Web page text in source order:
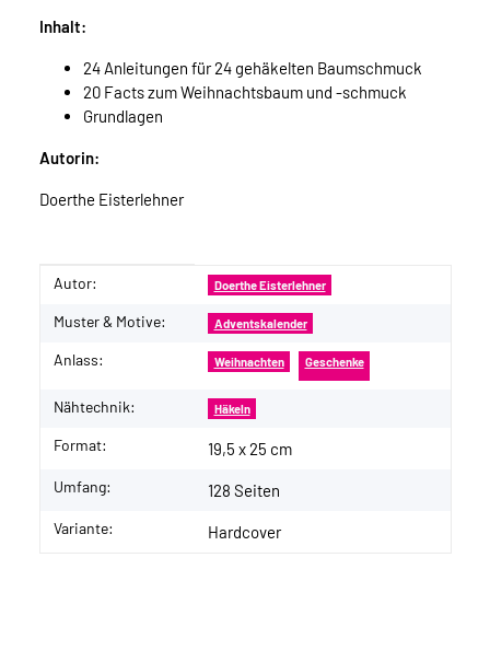
Inhalt:
24 Anleitungen für 24 gehäkelten Baumschmuck
20 Facts zum Weihnachtsbaum und -schmuck
Grundlagen
Autorin:
Doerthe Eisterlehner
Produkteigenschaft
Wert
Autor: Doerthe Eisterlehner
Muster & Motive: Adventskalender
Anlass: Weihnachten Geschenke
Nähtechnik: Häkeln
Format: 19,5 x 25 cm
Umfang: 128 Seiten
Variante: Hardcover